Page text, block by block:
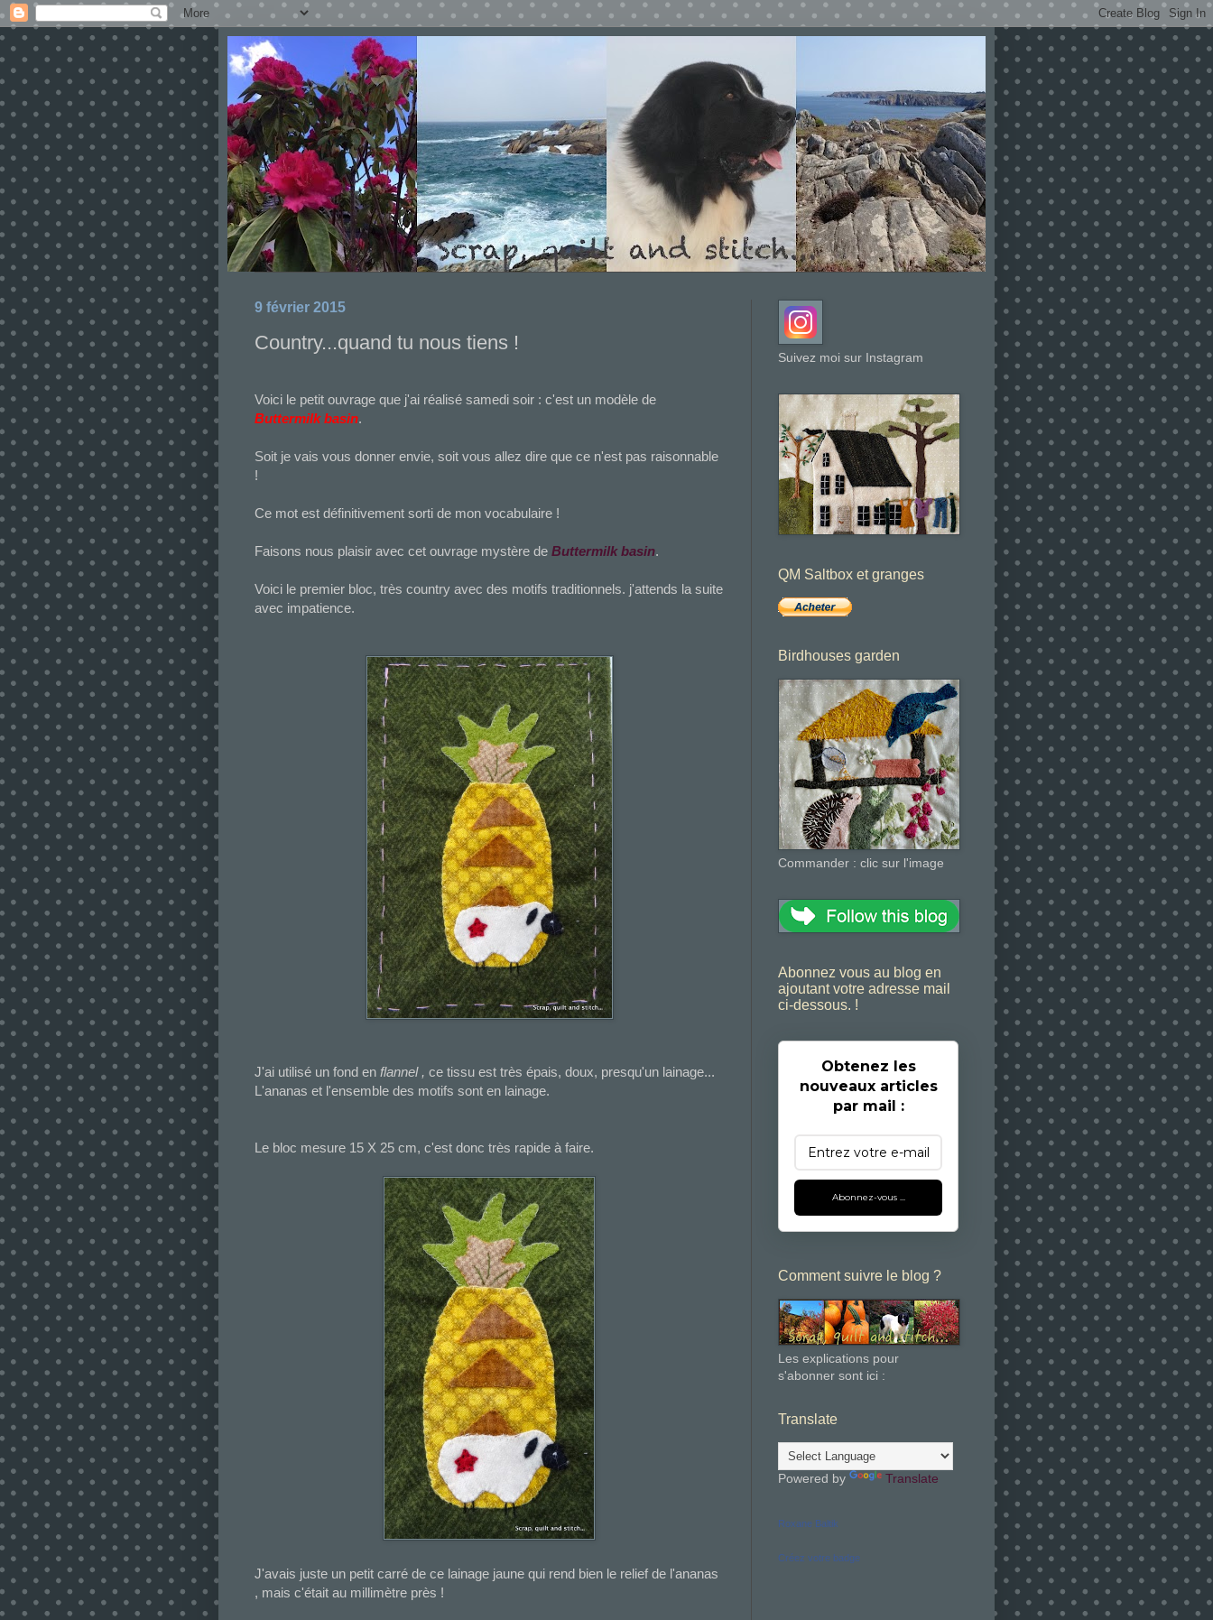
9 février 2015
Country...quand tu nous tiens !
Voici le petit ouvrage que j'ai réalisé samedi soir : c'est un modèle de
Buttermilk basin.
Soit je vais vous donner envie, soit vous allez dire que ce n'est pas raisonnable
!
Ce mot est définitivement sorti de mon vocabulaire !
Faisons nous plaisir avec cet ouvrage mystère de Buttermilk basin.
Voici le premier bloc, très country avec des motifs traditionnels. j'attends la suite
avec impatience.
J'ai utilisé un fond en flannel , ce tissu est très épais, doux, presqu'un lainage...
L'ananas et l'ensemble des motifs sont en lainage.
Le bloc mesure 15 X 25 cm, c'est donc très rapide à faire.
J'avais juste un petit carré de ce lainage jaune qui rend bien le relief de l'ananas
, mais c'était au millimètre près !
Suivez moi sur Instagram
QM Saltbox et granges
Birdhouses garden
Commander : clic sur l'image
Abonnez vous au blog en
ajoutant votre adresse mail
ci-dessous. !
Obtenez les
nouveaux articles
par mail :
Abonnez-vous ...
Comment suivre le blog ?
Les explications pour
s'abonner sont ici :
Translate
Powered by Translate
Roxane Baltik
Créez votre badge